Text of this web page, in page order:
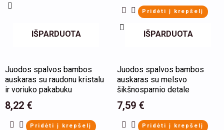
Pridėti į krepšelį
The
options
on
the
product
page
IŠPARDUOTA
Juodos spalvos bambos
auskaras su raudonu kristalu
ir voriuko pakabuku
8,22 €
Pridėti į krepšelį
IŠPARDUOTA
Juodos spalvos bambos
auskaras su melsvo
šikšnosparnio detale
7,59 €
Pridėti į krepšelį